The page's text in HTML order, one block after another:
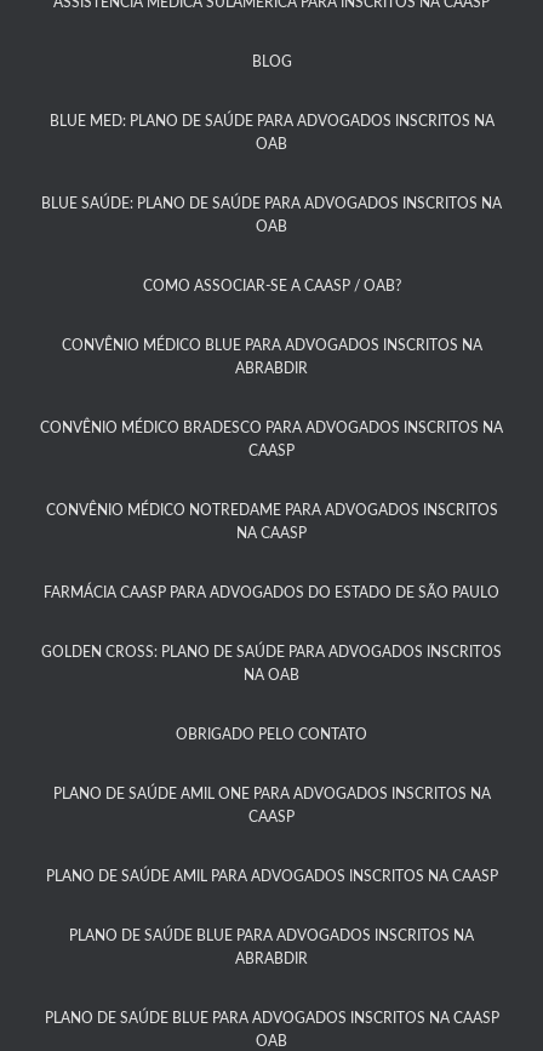
BLOG
BLUE MED: PLANO DE SAÚDE PARA ADVOGADOS INSCRITOS NA
OAB
BLUE SAÚDE: PLANO DE SAÚDE PARA ADVOGADOS INSCRITOS NA
OAB​
COMO ASSOCIAR-SE A CAASP / OAB?​
CONVÊNIO MÉDICO BLUE PARA ADVOGADOS INSCRITOS NA
ABRABDIR
CONVÊNIO MÉDICO BRADESCO PARA ADVOGADOS INSCRITOS NA
CAASP​
CONVÊNIO MÉDICO NOTREDAME PARA ADVOGADOS INSCRITOS
NA CAASP​
FARMÁCIA CAASP PARA ADVOGADOS DO ESTADO DE SÃO PAULO​
GOLDEN CROSS: PLANO DE SAÚDE PARA ADVOGADOS INSCRITOS
NA OAB
OBRIGADO PELO CONTATO
PLANO DE SAÚDE AMIL ONE PARA ADVOGADOS INSCRITOS NA
CAASP​
PLANO DE SAÚDE AMIL PARA ADVOGADOS INSCRITOS NA CAASP
PLANO DE SAÚDE BLUE PARA ADVOGADOS INSCRITOS NA
ABRABDIR
PLANO DE SAÚDE BLUE PARA ADVOGADOS INSCRITOS NA CAASP
OAB